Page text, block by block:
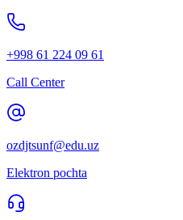
+998 61 224 09 61
Call Center
ozdjtsunf@edu.uz
Elektron pochta